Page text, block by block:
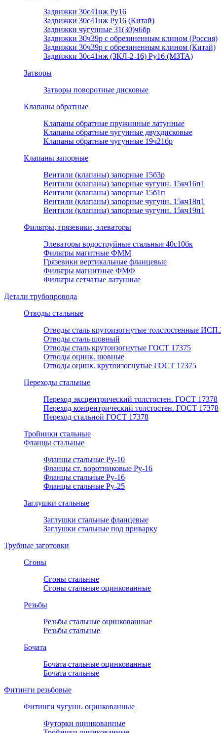
Задвижки 30с41нж Ру16
Задвижки 30с41нж Ру16 (Китай)
Задвижки чугунные 31(30)ч6бр
Задвижки 30ч39р с обрезиненным клином (Россия)
Задвижки 30ч39р с обрезиненным клином (Китай)
Задвижки 30с41нж (ЗКЛ-2-16) Ру16 (МЗТА)
Затворы
Затворы поворотные дисковые
Клапаны обратные
Клапаны обратные пружинные латунные
Клапаны обратные чугунные двухдисковые
Клапаны обратные чугунные 19ч21бр
Клапаны запорные
Вентили (клапаны) запорные 15б3р
Вентили (клапаны) запорные чугунн. 15кч16п1
Вентили (клапаны) запорные 15б1п
Вентили (клапаны) запорные чугунн. 15кч18п1
Вентили (клапаны) запорные чугунн. 15кч19п1
Фильтры, грязевики, элеваторы
Элеваторы водоструйные стальные 40с10бк
Фильтры магитные ФММ
Грязевики вертикальные фланцевые
Фильтры магнитные ФМФ
Фильтры сетчатые латунные
Детали трубопровода
Отводы стальные
Отводы сталь крутоизогнутые толстостенные
Отводы сталь шовный
Отводы сталь крутоизогнутые ГОСТ 17375
Отводы оцинк. шовные
Отводы оцинк. крутоизогнутые ГОСТ 17375
Переходы стальные
Переход эксцентрический толстостен. ГОСТ 17378
Переход концентрический толстостен. ГОСТ 17378
Переход стальной ГОСТ 17378
Тройники стальные
Фланцы стальные
Фланцы стальные Ру-10
Фланцы ст. воротниковые Ру-16
Фланцы стальные Ру-16
Фланцы стальные Ру-25
Заглушки стальные
Заглушки стальные фланцевые
Заглушки стальные под приварку
Трубные заготовки
Сгоны
Сгоны стальные
Сгоны стальные оцинкованные
Резьбы
Резьбы стальные оцинкованные
Резьбы стальные
Бочата
Бочата стальные оцинкованные
Бочата стальные
Фитинги резьбовые
Фитинги чугунн. оцинкованные
Футорки оцинкованные